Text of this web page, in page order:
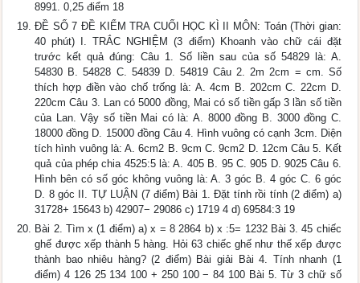
8991. 0,25 điểm 18
ĐỀ SỐ 7 ĐỀ KIỂM TRA CUỐI HỌC KÌ II MÔN: Toán (Thời gian:
40 phút) I. TRẮC NGHIỆM (3 điểm) Khoanh vào chữ cái đặt
trước kết quả đúng: Câu 1. Số liền sau của số 54829 là: A.
54830 B. 54828 C. 54839 D. 54819 Câu 2. 2m 2cm = cm. Số
thích hợp điền vào chố trống là: A. 4cm B. 202cm C. 22cm D.
220cm Câu 3. Lan có 5000 đồng, Mai có số tiền gấp 3 lần số tiền
của Lan. Vậy số tiền Mai có là: A. 8000 đồng B. 3000 đồng C.
18000 đồng D. 15000 đồng Câu 4. Hình vuông có cạnh 3cm. Diện
tích hình vuông là: A. 6cm2 B. 9cm C. 9cm2 D. 12cm Câu 5. Kết
quả của phép chia 4525:5 là: A. 405 B. 95 C. 905 D. 9025 Câu 6.
Hình bên có số góc không vuông là: A. 3 góc B. 4 góc C. 6 góc
D. 8 góc II. TỰ LUẬN (7 điểm) Bài 1. Đặt tính rồi tính (2 điểm) a)
31728+ 15643 b) 42907− 29086 c) 1719 4 d) 69584:3 19
Bài 2. Tìm x (1 điểm) a) x = 8 2864 b) x :5= 1232 Bài 3. 45 chiếc
ghế được xếp thành 5 hàng. Hỏi 63 chiếc ghế như thế xếp được
thành bao nhiêu hàng? (2 điểm) Bài giải Bài 4. Tính nhanh (1
điểm) 4 126 25 134 100 + 250 100 − 84 100 Bài 5. Từ 3 chữ số